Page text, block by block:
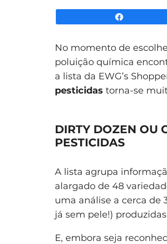
No momento de
poluição química
a lista da EWG’s
pesticidas torna-se
DIRTY DOZEN OU
PESTICIDAS
A lista agrupa
alargado de 48
uma análise a cerca de
já sem pele!)
E, embora seja